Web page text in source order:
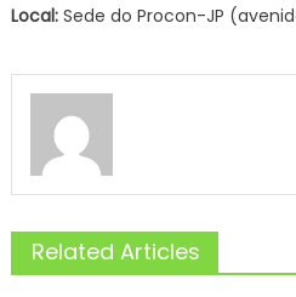
Local: Sede do Procon-JP
Related Articles